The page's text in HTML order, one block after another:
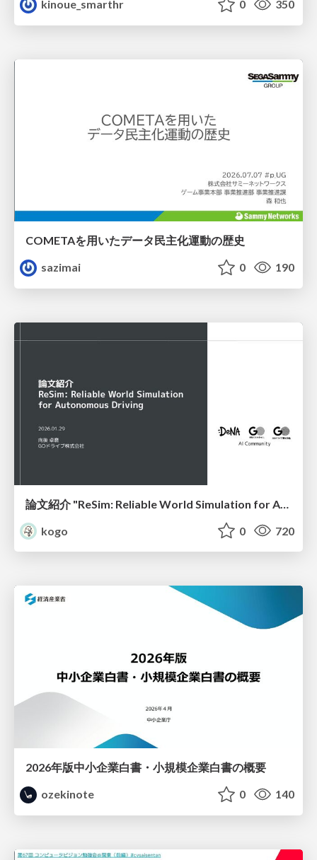
kinoue_smarthr 0 350
COMETAを用いたデータ民主化運動の歴史
sazimai
0 190
kogo
0 720
2026年版中小企業白書・小規模企業白書の概要
ozekinote
0 140